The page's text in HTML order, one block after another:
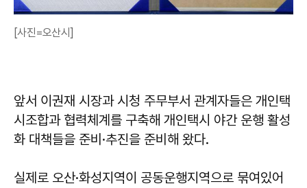
[사진=오산시]
앞서 이권재 시장과 시청 주무부서 관계자들은 개인택
시조합과 협력체계를 구축해 개인택시 야간 운행 활성
화 대책들을 준비·추진을 준비해 왔다.
실제로 오산·화성지역이 공동운행지역으로 묶여있어